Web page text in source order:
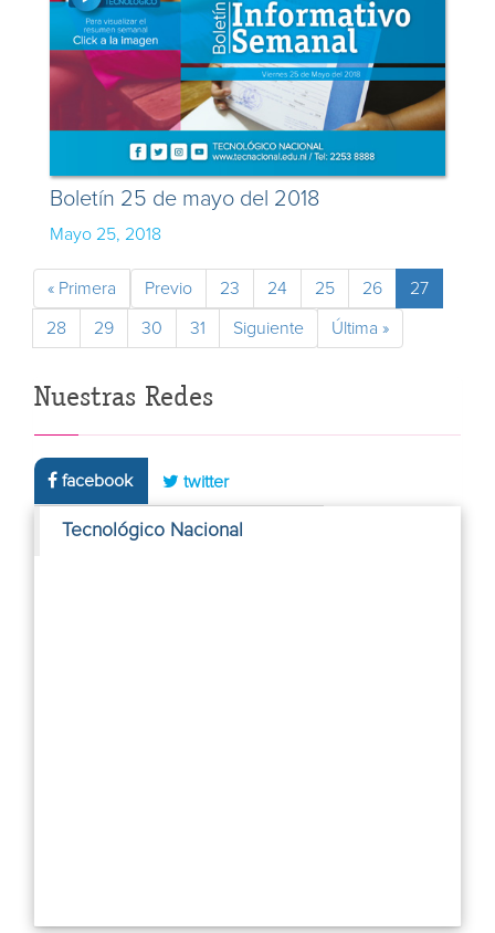
Boletín 25 de mayo del 2018
Mayo 25, 2018
« Primera Previo 23 24 25 26 27
28 29 30 31 Siguiente Última »
Nuestras Redes
facebook twitter
Tecnológico Nacional